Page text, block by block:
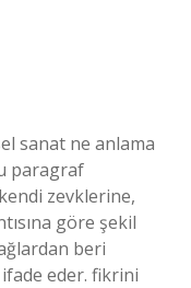
sanat ne anlama
paragraf
zevklerine,
göre şekil
beri
ifade eder. fikrini